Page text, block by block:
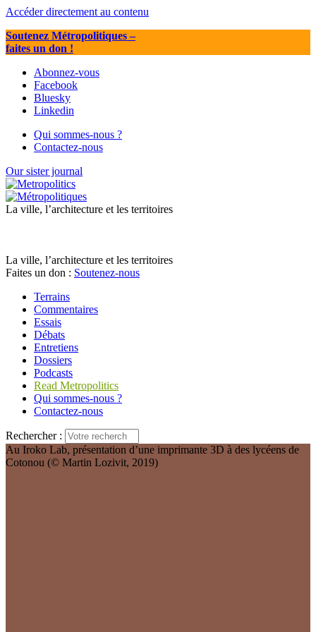
Accéder directement au contenu
Soutenez Métropolitiques–
faites un don !
Abonnez-vous
Facebook
Bluesky
Linkedin
Qui sommes-nous ?
Contactez-nous
Our sister journal
La ville, l’architecture et les territoires
La ville, l’architecture et les territoires
Faites un don : Soutenez-nous
Terrains
Commentaires
Essais
Débats
Entretiens
Dossiers
Podcasts
Read Metropolitics
Qui sommes-nous ?
Contactez-nous
Rechercher :
Au Iroko Lab, présentation d’une imprimante 3D à des lycéens de
Cotonou (© Martin Lozivit, 2019)